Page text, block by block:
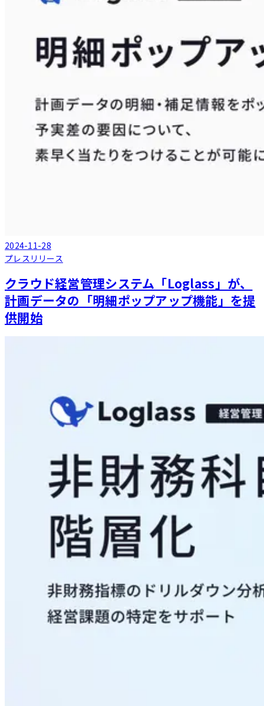
2024-11-28
プレスリリース
クラウド経営管理システム「Loglass」が、
計画データの「明細ポップアップ機能」を提
供開始